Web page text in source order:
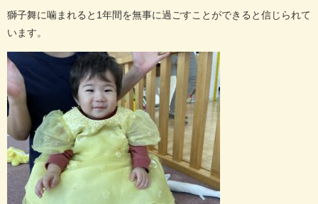
獅子舞に噛まれると 1年間を無事に過ごすことができると信じられて
います。